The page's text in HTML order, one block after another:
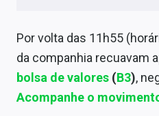
Contato
Por volta das 11h55
da companhia recuavam
bolsa de valores (B3),
Acompanhe o